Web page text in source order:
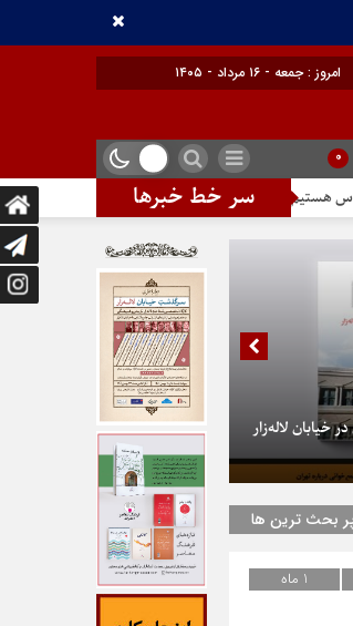
امروز : جمعه - ۱۶ مرداد - ۱۴۰۵
0
سر خط خبرها
تندیس مولانا در میدان خیام در پایتخت
خیابان لاله‌زار
بحث ترین ها
1 ماه